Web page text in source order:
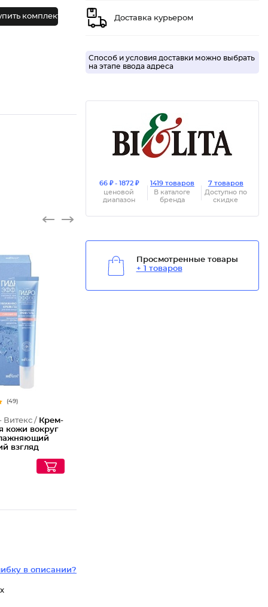
комплект
(49)
Витекс / Крем-
кожи вокруг
взгляд
в описании?
Доставка курьером
Способ и условия доставки можно выбрать
на этапе ввода адреса
66 ₽ - 1872 ₽
ценовой
диапазон
1419 товаров
В каталоге
бренда
7 товаров
Доступно по
скидке
Просмотренные товары
+ 1 товаров